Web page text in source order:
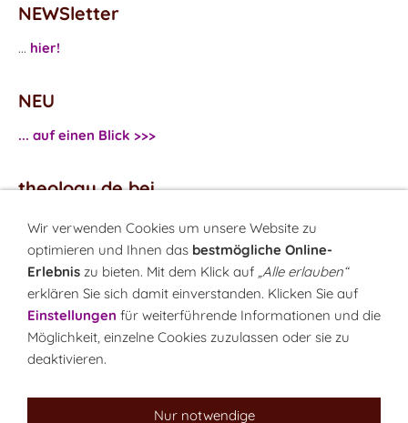
NEWSletter
... hier!
NEU
... auf einen Blick >>>
theology.de bei
...Facebook
...Twitter
Monatsrätsel
Rätseln & Gewinnen!
Wir verwenden Cookies um unsere Website zu
optimieren und Ihnen das bestmögliche Online-
Erlebnis zu bieten. Mit dem Klick auf „Alle erlauben“
erklären Sie sich damit einverstanden. Klicken Sie auf
Einstellungen für weiterführende Informationen und die
Möglichkeit, einzelne Cookies zuzulassen oder sie zu
deaktivieren.
Nur notwendige